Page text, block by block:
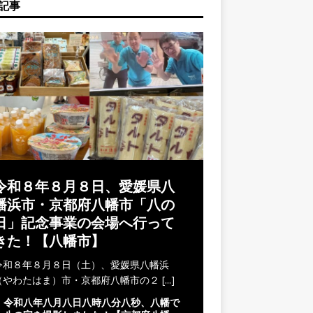
事
和８年８月８日、愛媛県八
浜市・京都府八幡市「八の
」記念事業の会場へ行って
た！【八幡市】
和８年８月８日（土）、愛媛県八幡浜
やわたはま）市・京都府八幡市の２ [...]
令和八年八月八日八時八分八秒、八幡で